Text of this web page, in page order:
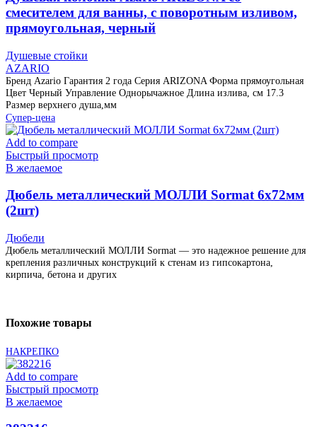
смесителем для ванны, с поворотным изливом,
прямоугольная, черный
Душевые стойки
AZARIO
Бренд Azario Гарантия 2 года Серия ARIZONA Форма прямоугольная
Цвет Черный Управление Однорычажное Длина излива, см 17.3
Размер верхнего душа,мм
Супер-цена
Add to compare
Быстрый просмотр
В желаемое
Дюбель металлический МОЛЛИ Sormat 6х72мм
(2шт)
Дюбели
Дюбель металлический МОЛЛИ Sormat — это надежное решение для
крепления различных конструкций к стенам из гипсокартона,
кирпича, бетона и других
Похожие товары
НАКРЕПКО
Add to compare
Быстрый просмотр
В желаемое